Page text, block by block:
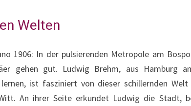
Welten
1906: In der pulsierenden Metropole am
gehen gut. Ludwig Brehm, aus Hamburg
ist fasziniert von dieser schillernden
An ihrer Seite erkundet Ludwig die Stadt,